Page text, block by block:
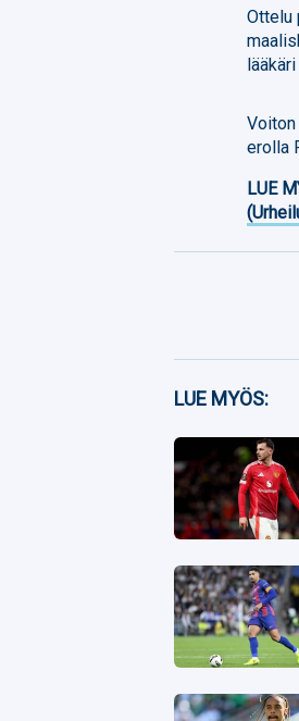
Ottelu
erolla
LUE
Facebook
Twitter
Whatsapp
LUE MYÖS: